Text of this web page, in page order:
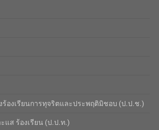
ร้องเรียนการทุจริตและประพฤติมิชอบ (ป.ป.ช.)
แส ร้องเรียน (ป.ป.ท.)